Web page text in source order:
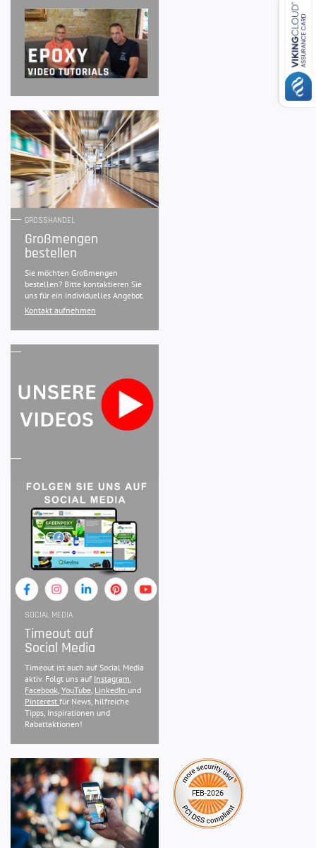
GROSSHANDEL
Großmengen
bestellen
Sie möchten Großmengen
bestellen? Bitte kontaktieren Sie
uns für ein individuelles Angebot.
Kontakt aufnehmen
SOCIAL MEDIA
Timeout auf
Social Media
Timeout ist auch auf Social Media
aktiv. Folgt uns auf Instagram
Facebook YouTube LinkedIn und
Pinterest für News, hilfreiche
Tipps, Inspirationen und
Rabattaktionen!